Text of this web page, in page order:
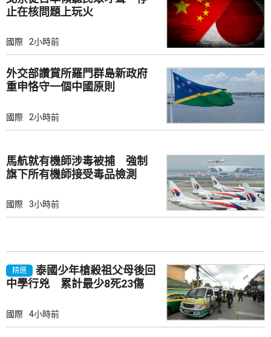
止在核問題上玩火
國際 2小時前
外交部讚賞所羅門群島新政府
重申恪守一個中國原則
國際 2小時前
馬航就有機師涉毒被捕 強制
旗下所有機師接受毒品檢測
國際 3小時前
精選
泰國少年槍殺祖父母後回
中學行兇 累計最少8死23傷
國際 4小時前